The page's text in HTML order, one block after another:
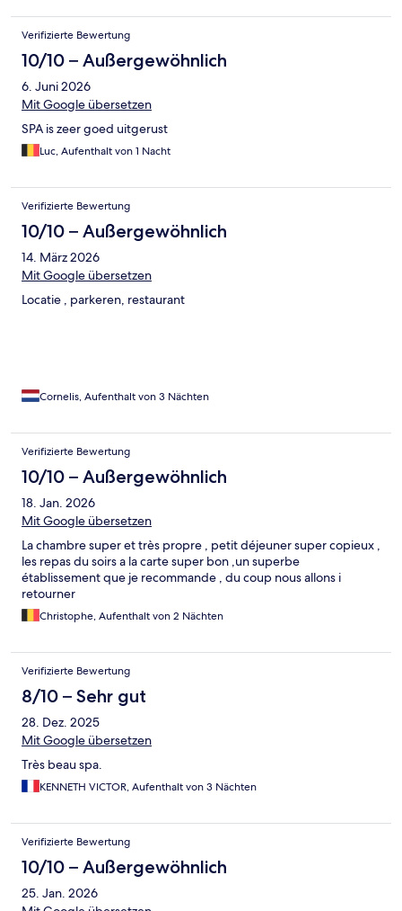
Verifizierte Bewertung
10/10 – Außergewöhnlich
6. Juni 2026
Mit Google übersetzen
SPA is zeer goed uitgerust
Luc, Aufenthalt von 1 Nacht
Verifizierte Bewertung
10/10 – Außergewöhnlich
14. März 2026
Mit Google übersetzen
Locatie , parkeren, restaurant
Cornelis, Aufenthalt von 3 Nächten
Verifizierte Bewertung
10/10 – Außergewöhnlich
18. Jan. 2026
Mit Google übersetzen
La chambre super et très propre , petit déjeuner super copieux ,
les repas du soirs a la carte super bon ,un superbe
établissement que je recommande , du coup nous allons i
retourner
Christophe, Aufenthalt von 2 Nächten
Verifizierte Bewertung
8/10 – Sehr gut
28. Dez. 2025
Mit Google übersetzen
Très beau spa.
KENNETH VICTOR, Aufenthalt von 3 Nächten
Verifizierte Bewertung
10/10 – Außergewöhnlich
25. Jan. 2026